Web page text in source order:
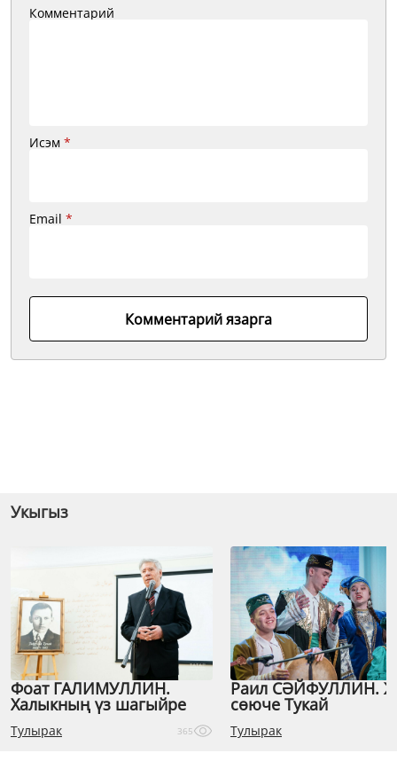
Комментарий
Исэм *
Email *
Комментарий язарга
Укыгыз
Фоат ГАЛИМУЛЛИН.
Халыкның үз шагыйре
Тулырак 365
Раил СӘЙФУЛЛИН.
сөюче Тукай
Тулырак